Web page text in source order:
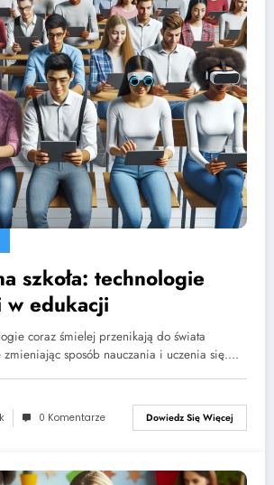
szkoła: technologie
w edukacji
coraz śmielej przenikają do świata
zmieniając sposób nauczania i uczenia się.…
0 Komentarze Dowiedz Się Więcej